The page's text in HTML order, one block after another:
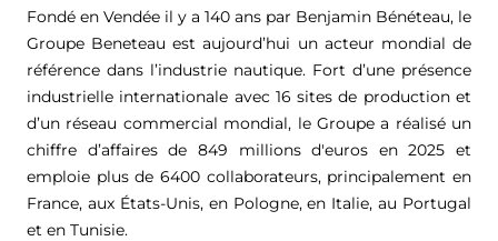
Fondé en Vendée il y a 140 ans par Benjamin Bénéteau, le
Groupe Beneteau est aujourd’hui un acteur mondial de
référence dans l’industrie nautique. Fort d’une présence
industrielle internationale avec 16 sites de production et
d’un réseau commercial mondial, le Groupe a réalisé un
chiffre d’affaires de 849 millions d'euros en 2025 et
emploie plus de 6400 collaborateurs, principalement en
France, aux États-Unis, en Pologne, en Italie, au Portugal
et en Tunisie.